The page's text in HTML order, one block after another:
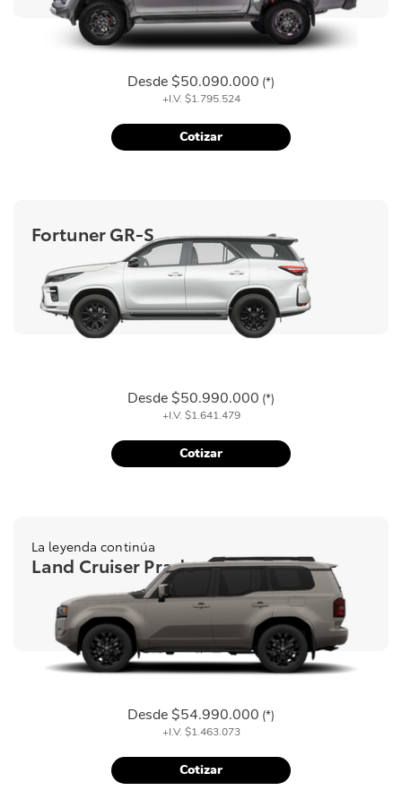
Desde$50.090.000 (*)
+I.V. $1.795.524
Cotizar
Fortuner GR-S
Desde$50.990.000 (*)
+I.V. $1.641.479
Cotizar
La leyenda continúa
Land Cruiser Prado
Desde$54.990.000 (*)
+I.V. $1.463.073
Cotizar